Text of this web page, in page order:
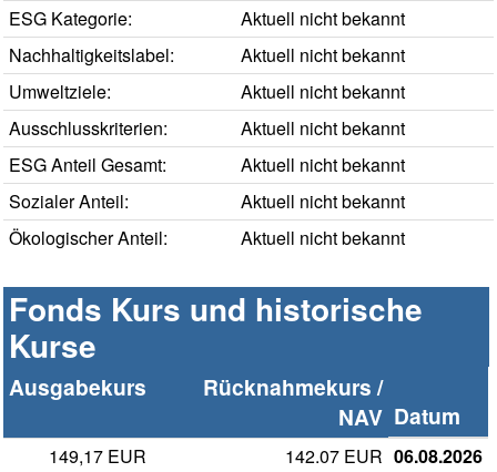
ESG Kategorie:
Aktuell nicht bekannt
Nachhaltigkeitslabel:
Aktuell nicht bekannt
Umweltziele:
Aktuell nicht bekannt
Ausschlusskriterien:
Aktuell nicht bekannt
ESG Anteil Gesamt:
Aktuell nicht bekannt
Sozialer Anteil:
Aktuell nicht bekannt
Ökologischer Anteil:
Aktuell nicht bekannt
Fonds Kurs und historische
Kurse
Ausgabekurs
Rücknahmekurs /
NAV Datum
149,17 EUR 142.07 EUR 06.08.2026